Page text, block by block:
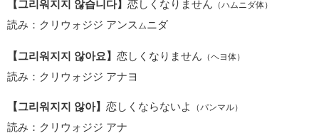
【그리워지지 않습니다】 恋しくなりません （ハムニダ体）
読み：クリウォジジ アンス ム ニダ
【그리워지지 않아요】 恋しくなりません （ヘヨ体）
読み：クリウォジジ アナヨ
【그리워지지 않아】 恋しくならないよ （パンマル）
読み：クリウォジジ アナ